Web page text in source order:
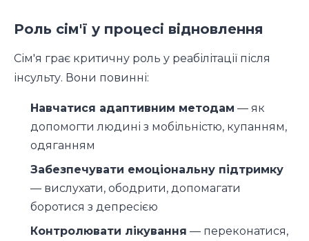
Роль сім'ї у процесі відновлення
Сім'я грає критичну роль у реабілітації після
інсульту. Вони повинні:
Навчатися адаптивним методам — як
допомогти людині з мобільністю, купанням,
одяганням
Забезпечувати емоціональну підтримку
— вислухати, ободрити, допомагати
боротися з депресією
Контролювати лікування — переконатися,